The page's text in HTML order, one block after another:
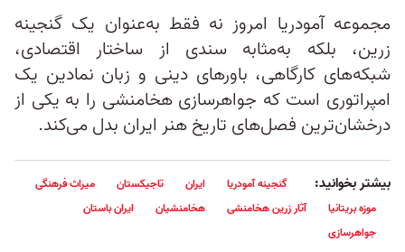
مجموعه آمودریا امروز نه فقط به‌عنوان یک گنجینه
زرین، بلکه به‌مثابه سندی از ساختار اقتصادی،
شبکه‌های کارگاهی، باورهای دینی و زبان نمادین یک
امپراتوری است که جواهرسازی هخامنشی را به یکی از
درخشان‌ترین فصل‌های تاریخ هنر ایران بدل می‌کند.
بیشتر بخوانید: گنجینه آمودریا ایران تاجیکستان
میراث فرهنگی
موزه بریتانیا
آثار زرین هخامنشی هخامنشیان
ایران باستان
جواهرسازی